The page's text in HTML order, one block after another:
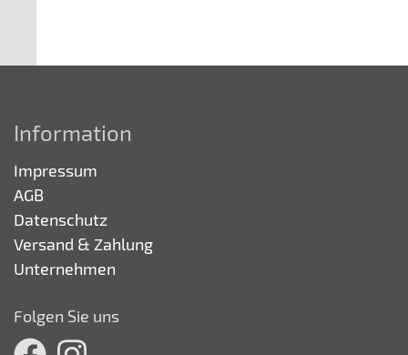
Information
Impressum
AGB
Datenschutz
Versand & Zahlung
Unternehmen
Folgen Sie uns